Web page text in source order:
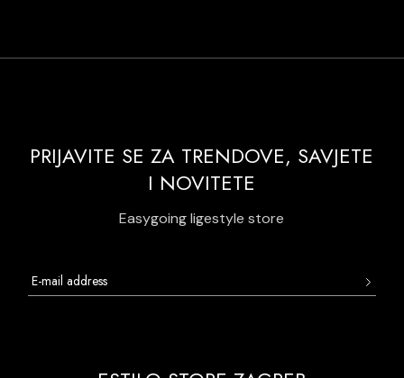
PRIJAVITE SE ZA TRENDOVE, SAVJETE
I NOVITETE
Easygoing ligestyle store